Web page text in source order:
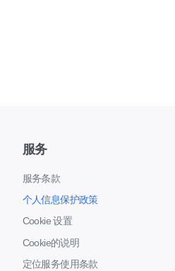
服务
服务条款
个人信息保护政策
Cookie 设置
Cookie的说明
定位服务使用条款